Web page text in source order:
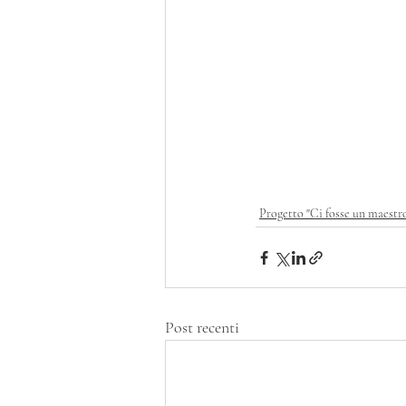
Progetto "Ci fosse un
Post recenti